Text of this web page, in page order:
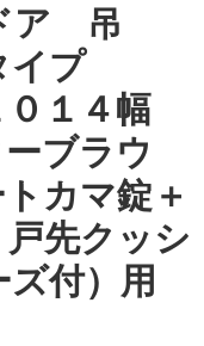
ア 吊
イプ
１４幅
ブラウ
カマ錠＋
先クッシ
ズ付）用